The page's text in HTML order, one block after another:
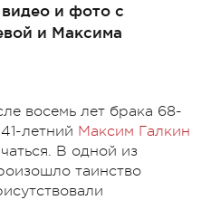
и фото с
и Максима
восемь лет брака 68-
летний Максим Галкин
В одной из
таинство